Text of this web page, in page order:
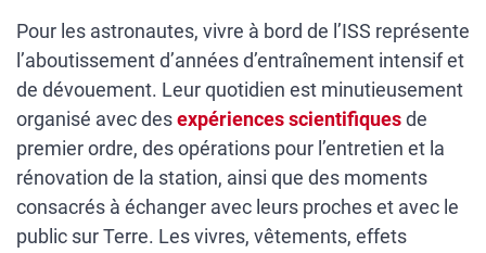
Pour les astronautes, vivre à bord de l’ISS représente
l’aboutissement d’années d’entraînement intensif et
de dévouement. Leur quotidien est minutieusement
organisé avec desexpériences scientifiquesde
premier ordre, des opérations pour l’entretien et la
rénovation de la station, ainsi que des moments
consacrés à échanger avec leurs proches et avec le
public sur Terre. Les vivres, vêtements, effets